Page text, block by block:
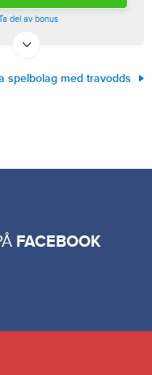
del av bonus
spelbolag med travodds
FACEBOOK